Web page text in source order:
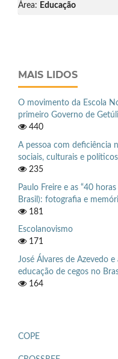
Área: Educação
MAIS LIDOS
O movimento da Escola
primeiro Governo de
440
A pessoa com deficiência
sociais, culturais e políticos
235
Paulo Freire e as “40
Brasil): fotografia e
181
Escolanovismo
171
José Álvares de Azevedo
educação de cegos no
164
COPE